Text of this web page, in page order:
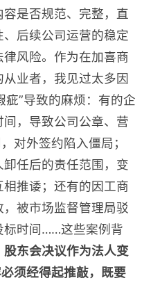
是否规范、完整，直
后续公司运营的稳定
风险。作为在加喜商
业者，我见过太多因
疵”导致的麻烦：有的企
，导致公司公章、营
对外签约陷入僵局；
任后的责任范围，变
推诿；还有的因工商
被市场监督管理局驳
标时间……这些案例背
股东会决议作为法人变
须经得起推敲，既要